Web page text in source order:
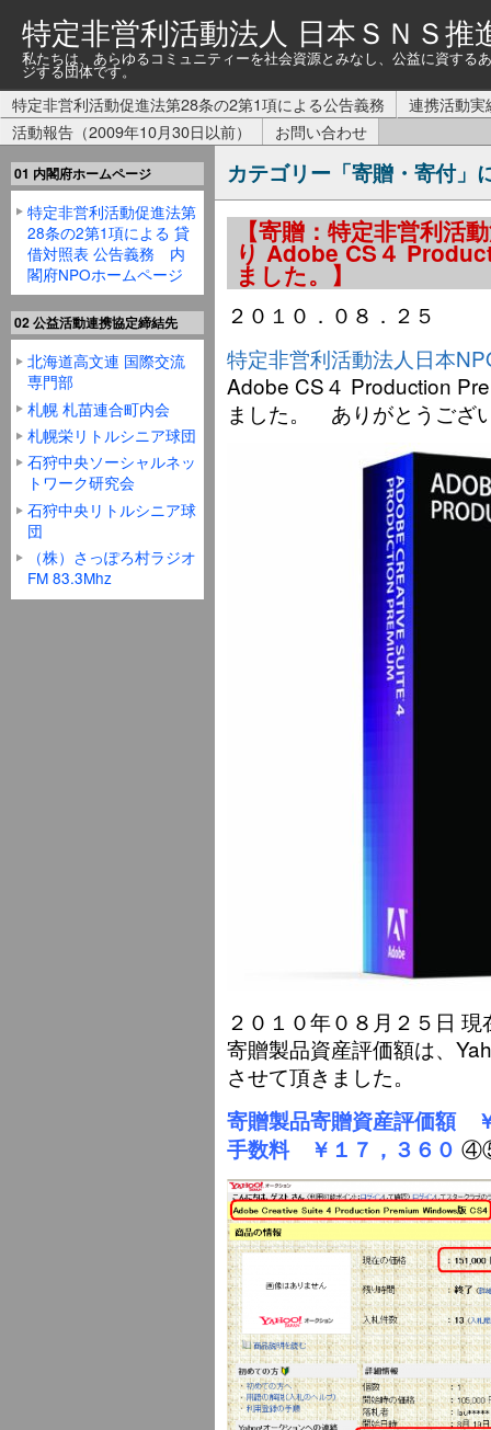
特定非営利活動法人 日本ＳＮＳ推
私たちは、あらゆるコミュニティーを社会資源とみなし、公益に資す
ジする団体です。
特定非営利活動促進法第28条の2第1項による公告義務
連携活動実
活動報告（2009年10月30日以前）
お問い合わせ
カテゴリー「寄贈・寄付」
【寄贈：特定非営利活
り Adobe CS４
ました。】
２０１０．０８．２５
特定非営利活動法人日本
Adobe CS４ Production
ました。 ありがとうござ
２０１０年０８月２５日 現
寄贈製品資産評価額は、
させて頂きました。
寄贈製品寄贈資産評価額
手数料 ￥１７，３６０
01 内閣府ホームページ
特定非営利活動促進法第
28条の2第1項による 貸
借対照表 公告義務 内
閣府NPOホームページ
02 公益活動連携協定締結先
北海道高文連 国際交流
専門部
札幌 札苗連合町内会
札幌栄リトルシニア球団
石狩中央ソーシャルネッ
トワーク研究会
石狩中央リトルシニア球
団
（株）さっぽろ村ラジオ
FM 83.3Mhz